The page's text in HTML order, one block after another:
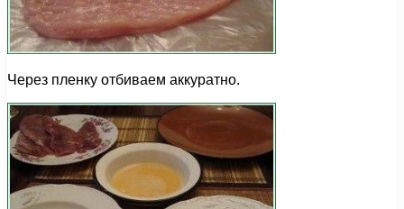
Через пленку отбиваем аккуратно.